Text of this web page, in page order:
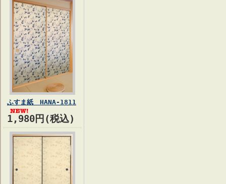
ふすま紙 HANA-1811
1,980円(税込)